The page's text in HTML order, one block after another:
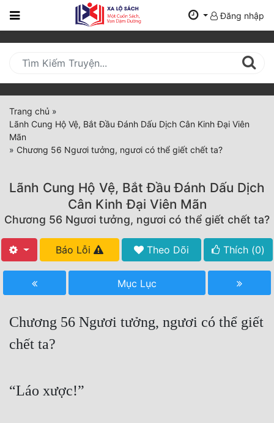
Trang
Mới
Cập
Nhật
(current)
BXH
Truyện Mới Ra
Hoàn Thành
Free
Hậu Cung
Truyện Convert
Truyện Nhập Môn
Đăng nhập
Trang chủ »
Lãnh Cung Hộ Vệ, Bắt Đầu Đánh Dấu Dịch Cân Kinh Đại Viên
Mãn
» Chương 56 Ngươi tưởng, ngươi có thể giết chết ta?
Lãnh Cung Hộ Vệ, Bắt Đầu Đánh Dấu Dịch
Cân Kinh Đại Viên Mãn
Chương 56 Ngươi tưởng, ngươi có thể giết chết ta?
Báo Lỗi Theo Dõi Thích (0)
Mục Lục
Chương 56 Ngươi tưởng, ngươi có thể giết
chết ta?
“Láo xược!”